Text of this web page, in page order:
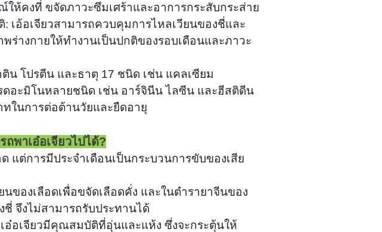
ห้คงที่ ขจัดภาวะซึมเศร้าและอาการกระสับกระส่าย
เอ้อเจียวสามารถควบคุมการไหลเวียนของชี่และ
ร่างกายให้ทำงานเป็นปกติของรอบเดือนและภาวะ
น โปรตีน และธาตุ 17 ชนิด เช่น แคลเซียม
ดอะมิโนหลายชนิด เช่น อาร์จินีน ไลซีน และฮีสติดีน
ในการต่อต้านวัยและยืดอายุ
ถพาเอ๋อเจียวไปได้?
แต่การมีประจำเดือนเป็นกระบวนการขับของเสีย
ของเลือดเพื่อขจัดเลือดคั่ง และในตำรายาจีนของ
ชี่ จึงไม่สามารถรับประทานได้
อ๋อเจียวมีคุณสมบัติที่อุ่นและแห้ง ซึ่งจะกระตุ้นให้